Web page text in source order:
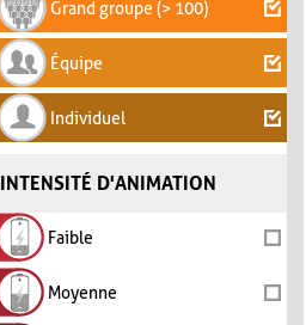
Grand groupe (> 100)
Équipe
Individuel
INTENSITÉ D'ANIMATION
Faible
Moyenne